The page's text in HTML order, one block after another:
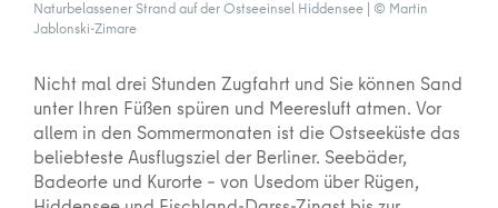
Naturbelassener Strand auf der Ostseeinsel Hiddensee | © Martin
Jablonski-Zimare
Nicht mal drei Stunden Zugfahrt und Sie können Sand
unter Ihren Füßen spüren und Meeresluft atmen. Vor
allem in den Sommermonaten ist die Ostseeküste das
beliebteste Ausflugsziel der Berliner. Seebäder,
Badeorte und Kurorte – von Usedom über Rügen,